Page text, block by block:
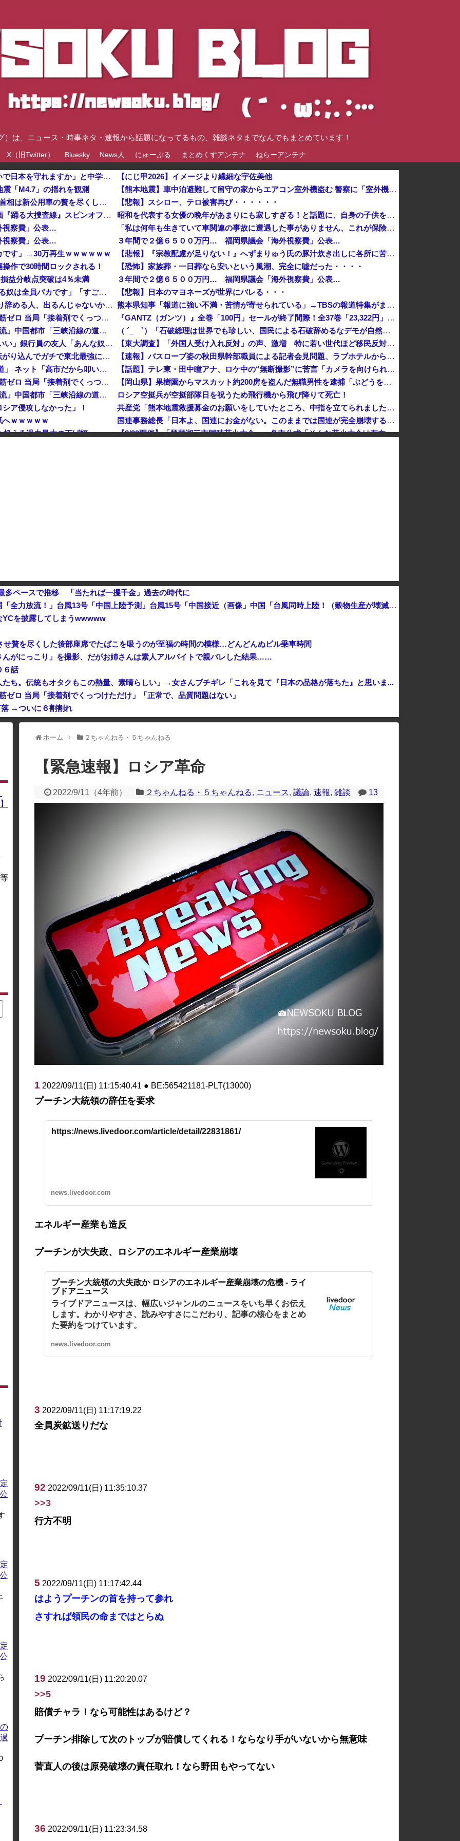
は、ニュース・時事ネタ・速報から話題になってるもの、雑談ネタまでなんでもまとめています！
X（旧Twitter） Bluesky News人 にゅーぷる まとめくすアンテナ ねらーアンテナ
反核団体の代表を務める爺さん、「核を持たないで日本を守れますか」と中学生に詰問された結果……
「M4.7」の揺れを観測
【悲報】 週刊誌、好き放題書きまくる 高市早苗首相は新公用車の贅を尽くした後部座席でたばこを吸うのが至福の時間「どんどん延びる乗車時間」
【悲報】佐藤二朗さん（57）主演予定だった映画『踊る大捜査線』スピンオフ作品の撮影中止が正式決定・・・・・・・・・他
視察費」公表…
視察費」公表…
です」→30万再生ｗｗｗｗｗｗ
作で30時間ロックされる！
益分岐点突破は4％未満
彫り師YouTuber・しげち「刺青タトゥー入れてる奴は全員バカです」「すごい民度低い」「5000円好きなんすよ、バカって」
【速報】 米農家「流石にこんな値段じゃ、米作り辞める人、出るんじゃないかなあ？？」
【悲報】 中国、橋の欄干が強風一発で粉々に 鉄筋ゼロ 当局「接着剤でくっつけただけ」「正常で、品質問題はない」
中国「大洪水！」三峡ダム「9門開放！（全力放流」中国都市「三峡沿線の道路水没」中国政府「高速道路封鎖！」中国ダム「緊急放流に合わせて開門（土砂崩れ発生」→
【悲報】 ワイ「半沢直樹みたいな銀行員カッコいい」銀行員の友人「あんな奴居ねえよ」
【朗報】 秋田県、UAEのオイルマネー2兆円が転がり込んでガチで東北最強になるぞｗｗｗｗｗｗｗ
【速報】 蓮舫「蓮舫だから叩いて良いという報道」 ネット「高市だから叩いて良いをやってるのがお前だろ」
【悲報】 中国、橋の欄干が強風一発で粉々に 鉄筋ゼロ 当局「接着剤でくっつけただけ」「正常で、品質問題はない」
中国「大洪水！」三峡ダム「9門開放！（全力放流」中国都市「三峡沿線の道路水没」中国政府「高速道路封鎖！」中国ダム「緊急放流に合わせて開門（土砂崩れ発生」→
ア侵攻しなかった」！
ｗｗｗｗｗ
える過去最大の下げ幅
【にじ甲2026】イメージより繊細な宇佐美他
【熊本地震】車中泊避難して留守の家からエアコン室外機盗む 警察に「室外機が盗まれた」相談数件 天草市
【悲報】スシロー、テロ被害再び・・・・・・
昭和を代表する女優の晩年があまりにも寂しすぎる！と話題に、自身の子供を餓死する寸前までネグレクトした挙句……
「私は何年も生きていて車関連の事故に遭遇した事がありません、これが保険に入る必要がない答えです。任意保険入れ は押し付け」←大炎上でボコボコにｗｗｗｗｗｗｗｗｗｗｗ
３年間で２億６５００万円… 福岡県議会「海外視察費」公表…
【悲報】『宗教配慮が足りない！』へずまりゅう氏の豚汁炊き出しに各所に苦情殺到 → へ「保健所も容認！問題なし！」ｗｗｗｗｗｗｗｗｗｗｗｗｗｗ
【恐怖】家族葬・一日葬なら安いという風潮、完全に嘘だった・・・・
３年間で２億６５００万円… 福岡県議会「海外視察費」公表…
【悲報】日本のマヨネーズが世界にバレる・・・
熊本県知事「報道に強い不満・苦情が寄せられている」→TBSの報道特集がまさにそれな件
『GANTZ（ガンツ）』全巻「100円」セールが終了間際！全37巻「23,322円」→「3,700円」！完結まですべて超お得に買えるこのチャンス...
（ ´_ゝ`）「石破総理は世界でも珍しい、国民による石破辞めるなデモが自然発生した総理大臣です」
【東大調査】「外国人受け入れ反対」の声、激増 特に若い世代ほど移民反対だと明らかに→移民政策反対VS人手不足はどうするんだ？でネット大論争
【速報】バスローブ姿の秋田県幹部職員による記者会見問題、ラブホテルからの参加だと特定「体調が優れなかったため...」とは何だったのか
【話題】テレ東・田中瞳アナ、ロケ中の“無断撮影”に苦言「カメラを向けられることに恐怖を感じます」
【岡山県】果樹園からマスカット約200房を盗んだ無職男性を逮捕「ぶどうを売って生活費に充てていた」※氏名非公開
ロシア空挺兵が空挺部隊日を祝うため飛行機から飛び降りて死亡！
共産党「熊本地震救援募金のお願いをしていたところ、中指を立てられました。嫌がらせ酷い」
国連事務総長「日本よ、国連にお金がない。このままでは国連が完全崩壊する。助けろ」
【8/22開催】「琵琶湖三市同時花火大会」、各市公式「そんな花火大会は存在しない」→ 高価チケットを購入した人達がSNS阿鼻叫喚
ペースで推移 「当たれば一攫千金」過去の時代に
中国「大豪雨！」三峡ダム「基礎部分破損」中国「全力放流！」台風13号「中国上陸予測」台風15号「中国接近（画像」中国「台風同時上陸！（穀物生産が壊滅危機」→
YCを披露してしまうwwwww
贅を尽くした後部座席でたばこを吸うのが至福の時間の模様…どんどんぬビル乗車時間
がにっこり」を撮影、だがお姉さんは素人アルバイトで親バレした結果……
６話
たち。伝統もオタクもこの熱量、素晴らしい」→女さんブチギレ「これを見て『日本の品格が落ちた』と思いま...
ゼロ 当局「接着剤でくっつけただけ」「正常で、品質問題はない」
落 →ついに６割割れ
は全員バカです」「すごい民度低い」「5000円好きなんすよ、バカって」
している場合、一部のコンテンツが表示されなくなったり、サイト全体のレイアウトが崩れたりする場合があります。
ホーム ２ちゃんねる・５ちゃんねる
【緊急速報】ロシア革命
2022/9/11 （4年前） ２ちゃんねる・５ちゃんねる, ニュース, 議論, 速報, 雑談 13
1 2022/09/11(日) 11:15:40.41 ● BE:565421181-PLT(13000)
プーチン大統領の辞任を要求
https://news.livedoor.com/article/detail/22831861/
news.livedoor.com
エネルギー産業も造反
プーチンが大失政、ロシアのエネルギー産業崩壊
プーチン大統領の大失政か ロシアのエネルギー産業崩壊の危機 - ライ
ブドアニュース
ライブドアニュースは、幅広いジャンルのニュースをいち早くお伝え
します。わかりやすさ、読みやすさにこだわり、記事の核心をまとめ
た要約をつけています。
news.livedoor.com
3 2022/09/11(日) 11:17:19.22
全員炭鉱送りだな
92 2022/09/11(日) 11:35:10.37
>>3
行方不明
5 2022/09/11(日) 11:17:42.44
はようプーチンの首を持って参れ
さすれば領民の命まではとらぬ
19 2022/09/11(日) 11:20:20.07
>>5
賠償チャラ！なら可能性はあるけど？
プーチン排除して次のトップが賠償してくれる！ならなり手がいないから無意味
菅直人の後は原発破壊の責任取れ！なら野田もやってない
36 2022/09/11(日) 11:23:34.58